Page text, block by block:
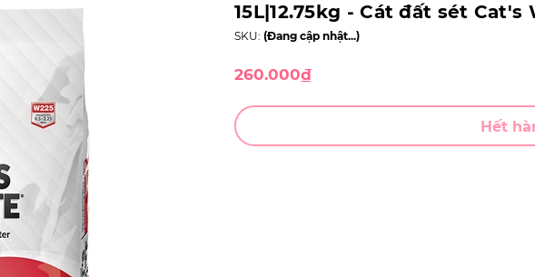
15L|12.75kg - Cát đất sét Cat's
SKU: (Đang cập nhật...)
260.000₫
Hết